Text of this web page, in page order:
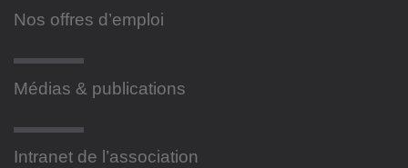
Nos offres d’emploi
Médias & publications
Intranet de l’association